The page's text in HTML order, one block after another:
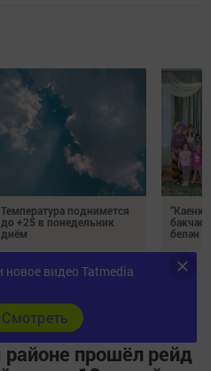
Температура поднимется
до +25 в понедельник
днём
белән
прошёл рейд
видео Tatmedia
Cмотреть